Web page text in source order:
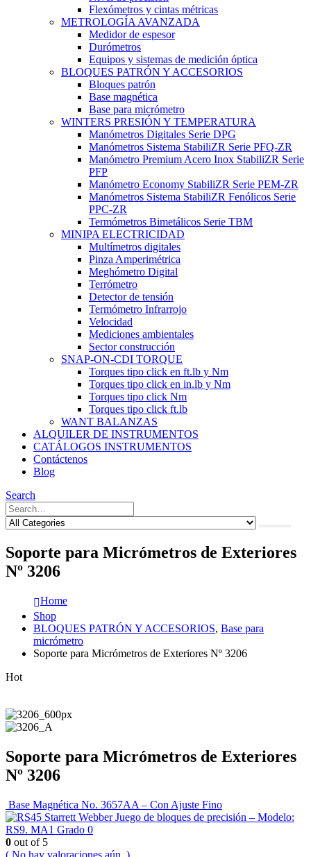
Flexómetros y cintas métricas
METROLOGÍA AVANZADA
Medidor de espesor
Durómetros
Equipos y sistemas de medición óptica
BLOQUES PATRÓN Y ACCESORIOS
Bloques patrón
Base magnética
Base para micrómetro
WINTERS PRESIÓN Y TEMPERATURA
Manómetros Digitales Serie DPG
Manómetros Sistema StabiliZR Serie PFQ-ZR
Manómetro Premium Acero Inox StabiliZR Serie
PFP
Manómetro Economy StabiliZR Serie PEM-ZR
Manómetros Sistema StabiliZR Fenólicos Serie
PPC-ZR
Termómetros Bimetálicos Serie TBM
MINIPA ELECTRICIDAD
Multímetros digitales
Pinza Amperimétrica
Meghómetro Digital
Terrómetro
Detector de tensión
Termómetro Infrarrojo
Velocidad
Mediciones ambientales
Sector construcción
SNAP-ON-CDI TORQUE
Torques tipo click en ft.lb y Nm
Torques tipo click en in.lb y Nm
Torques tipo click Nm
Torques tipo click ft.lb
WANT BALANZAS
ALQUILER DE INSTRUMENTOS
CATÁLOGOS INSTRUMENTOS
Contáctenos
Blog
Search
Soporte para Micrómetros de Exteriores
Nº 3206
Home
Shop
BLOQUES PATRÓN Y ACCESORIOS, Base para
micrómetro
Soporte para Micrómetros de Exteriores Nº 3206
Hot
Soporte para Micrómetros de Exteriores
Nº 3206
Base Magnética No. 3657AA – Con Ajuste Fino
Starrett Webber Juego de bloques de precisión – Modelo:
RS9. MA1 Grado 0
0 out of 5
( No hay valoraciones aún. )